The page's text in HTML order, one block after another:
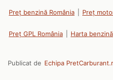
Preț benzină România Preț
Preț GPL România Harta
Publicat de Echipa